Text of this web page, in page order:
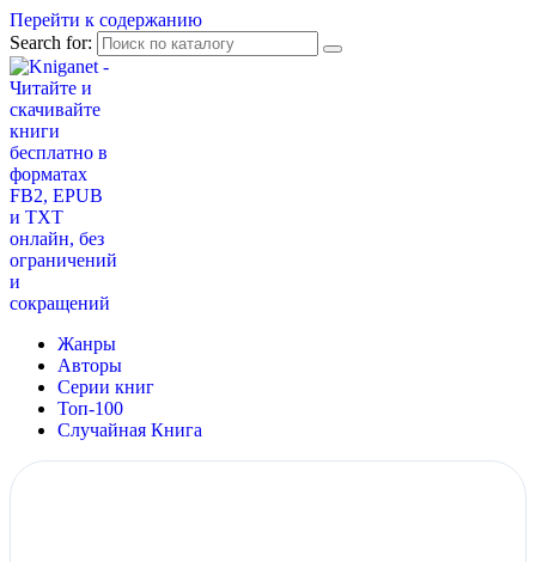
Перейти к содержанию
Search for:
Жанры
Авторы
Серии книг
Топ-100
Случайная Книга